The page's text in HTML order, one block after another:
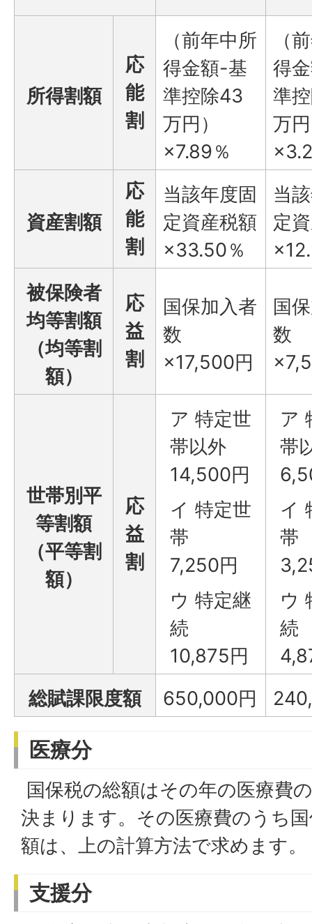
所得割額
応
能
割
（前年中所
得金額-基
準控除43
万円）
×7.89％
（
得
準
万
資産割額
応
能
割
当該年度固
定資産税額
×33.50％
当
定
被保険者
均等割額
（均等割
額）
応
益
割
国保加入者
数
×17,500円
国
数
世帯別平
等割額
（平等割
額）
応
益
割
ア 特定世
帯以外
14,500円
イ 特定世
帯
7,250円
ウ 特定継
続
10,875円
ア
帯
イ
帯
ウ
続
総賦課限度額
650,000円
医療分
国保税の総額はその年の医療費
決まります。その医療費のうち
額は、上の計算方法で求めます。
支援分